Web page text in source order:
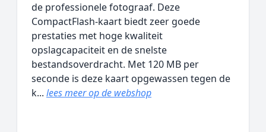
de professionele fotograaf. Deze
CompactFlash-kaart biedt zeer goede
prestaties met hoge kwaliteit
opslagcapaciteit en de snelste
bestandsoverdracht. Met 120 MB per
seconde is deze kaart opgewassen tegen de
k... lees meer op de webshop